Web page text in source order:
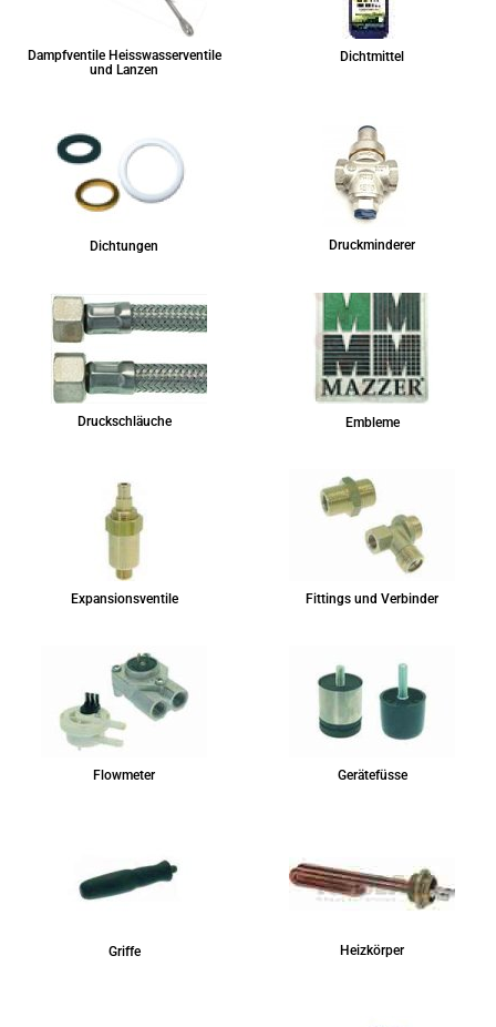
Dampfventile Heisswasserventile
und Lanzen
Dichtmittel
Dichtungen Druckminderer
Druckschläuche Embleme
Expansionsventile Fittings und Verbinder
Flowmeter Gerätefüsse
Griffe Heizkörper